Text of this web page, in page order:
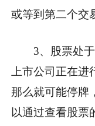
或等到第二个交
3、股票处
上市公司正在
那么就可能停牌
以通过查看股票